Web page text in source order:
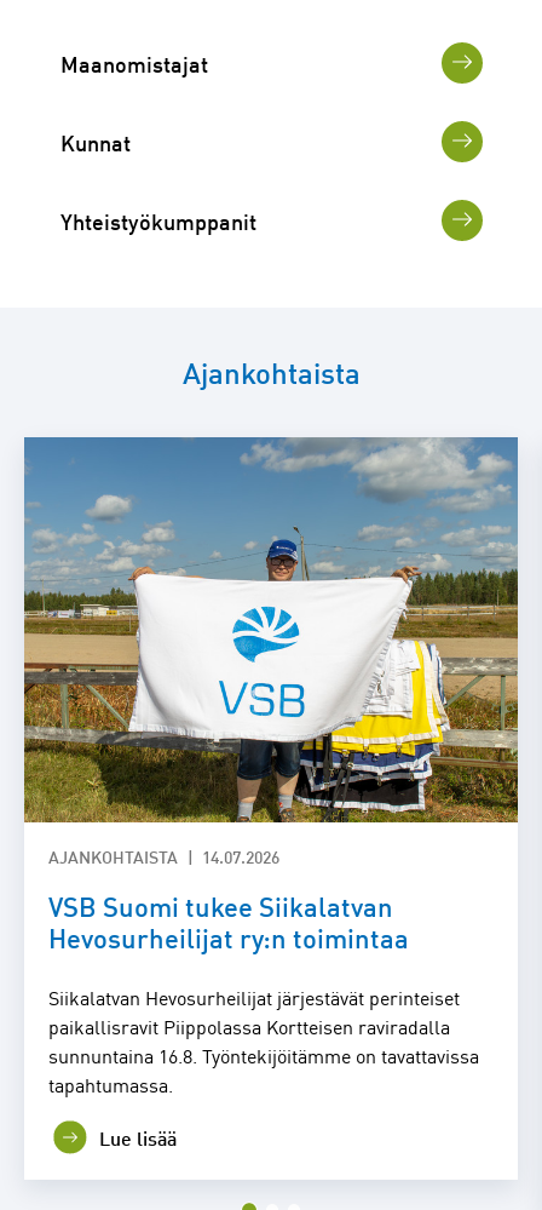
Maanomistajat
Kunnat
Yhteistyökumppanit
Ajankohtaista
AJANKOHTAISTA 14.07.2026
VSB Suomi tukee Siikalatvan
Hevosurheilijat ry:n toimintaa
Siikalatvan Hevosurheilijat järjestävät perinteiset
paikallisravit Piippolassa Kortteisen raviradalla
sunnuntaina 16.8. Työntekijöitämme on tavattavissa
tapahtumassa.
Lue lisää